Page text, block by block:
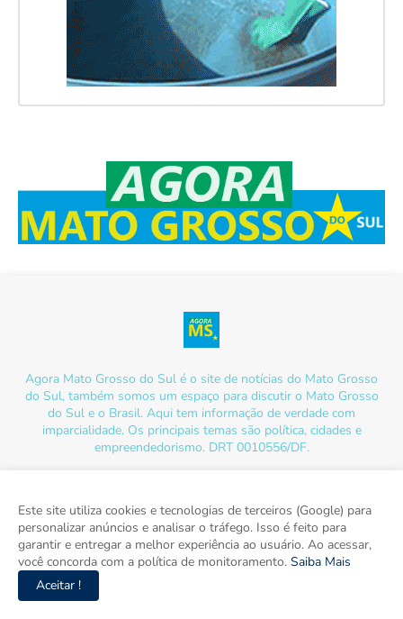
Agora Mato Grosso do Sul é o site de notícias do Mato Grosso
do Sul, também somos um espaço para discutir o Mato Grosso
do Sul e o Brasil. Aqui tem informação de verdade com
imparcialidade. Os principais temas são política, cidades e
empreendedorismo. DRT 0010556/DF.
Este site utiliza cookies e tecnologias de terceiros (Google) para
personalizar anúncios e analisar o tráfego. Isso é feito para
garantir e entregar a melhor experiência ao usuário. Ao acessar,
você concorda com a política de monitoramento. Saiba Mais
Aceitar !